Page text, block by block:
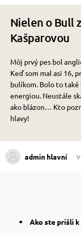
psov
psov
psov
mačky
mačky
podstielka
Nielen o Bull
Kašparovou
Môj prvý pes bol
Keď som mal asi 16,
bulíkom. Bolo to také
energiou. Neustále
ako blázon… Kto
hlavy!
admin hlavní
Ako ste prišli